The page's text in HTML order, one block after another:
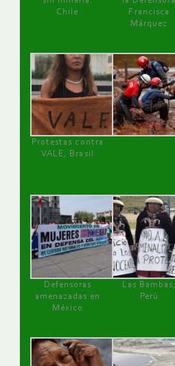
Chile
Francisca
Márquez
Protestas contra
VALE, Brasil
Defensoras
amenazadas en
México
Las Bambas,
Perú